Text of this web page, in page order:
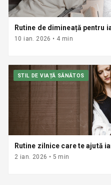
Rutine de dimineață pentru
10 ian. 2026 • 4 min
STIL DE VIAȚĂ SĂNĂTOS
Rutine zilnice care te ajută
2 ian. 2026 • 5 min